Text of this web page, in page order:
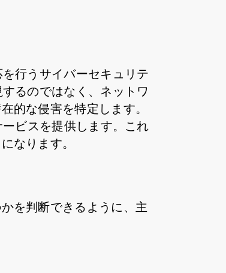
行うサイバーセキュリテ
るのではなく、ネットワ
的な侵害を特定します。
ビスを提供します。これ
なります。
を判断できるように、主